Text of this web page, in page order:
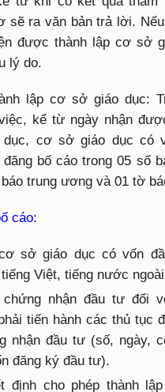
sẽ ra văn bản trả lời.
được thành lập cơ sở
lý do.
lập cơ sở giáo dục:
kể từ ngày nhận
dục, cơ sở giáo dục có
đăng bố cáo trong 05 số
trung ương và 01 tờ
cáo:
sở giáo dục có vốn
tiếng Việt, tiếng nước
chứng nhận đầu tư đối
tiến hành các thủ tục
nhận đầu tư (số, ngày,
đăng ký đầu tư).
định cho phép thành